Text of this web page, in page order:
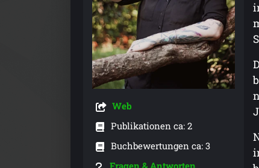
Web
Publikationen ca: 2
Buchbewertungen ca: 3
Fragen & Antworten